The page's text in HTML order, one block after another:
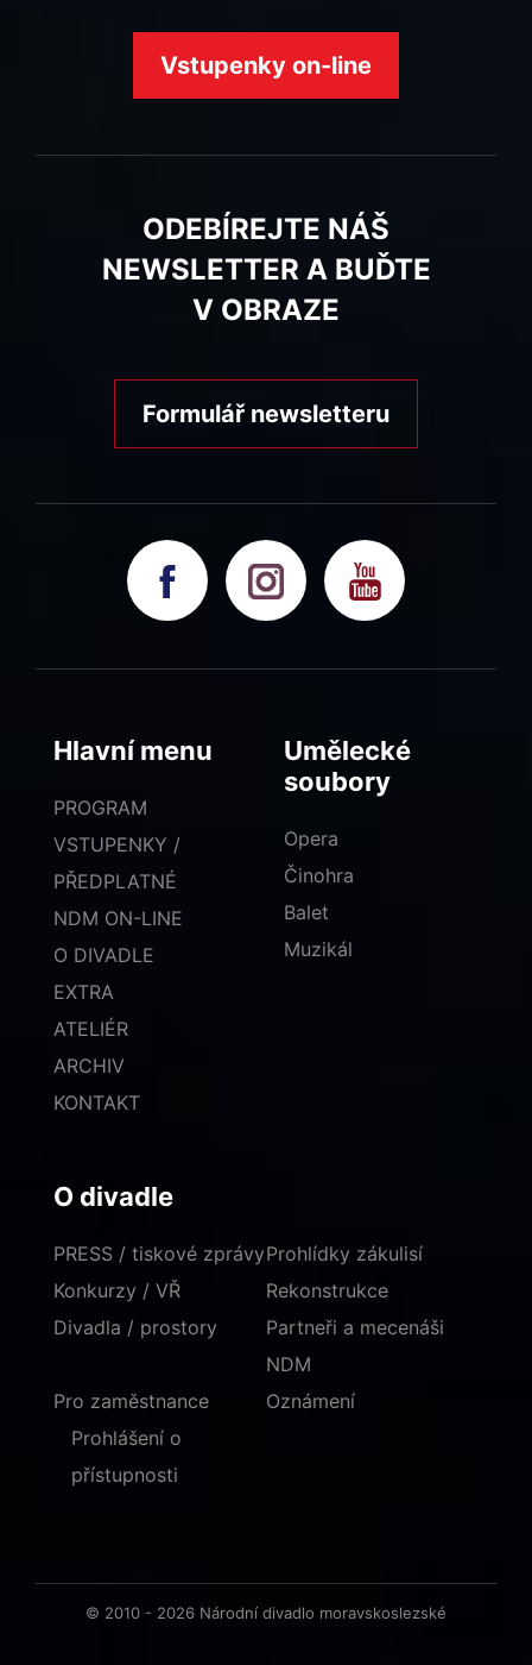
Vstupenky on-line
ODEBÍREJTE NÁŠ
NEWSLETTER A BUĎTE
V OBRAZE
Formulář newsletteru
Hlavní menu
PROGRAM
VSTUPENKY /
PŘEDPLATNÉ
NDM ON-LINE
O DIVADLE
EXTRA
ATELIÉR
ARCHIV
KONTAKT
Umělecké
soubory
Opera
Činohra
Balet
Muzikál
O divadle
PRESS / tiskové zprávy
Konkurzy / VŘ
Divadla / prostory
Prohlídky zákulisí
Rekonstrukce
Partneři a mecenáši
NDM
Pro zaměstnance
Oznámení
Prohlášení o
přístupnosti
© 2010 - 2026 Národní divadlo moravskoslezské